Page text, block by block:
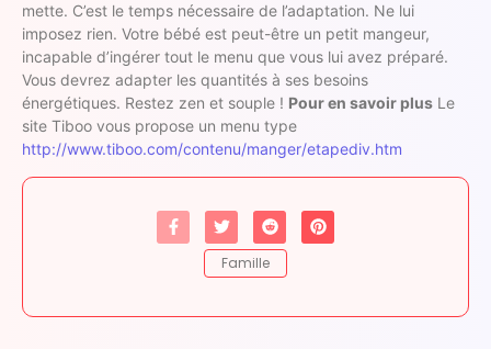
mette. C’est le temps nécessaire de l’adaptation. Ne lui
imposez rien. Votre bébé est peut-être un petit mangeur,
incapable d’ingérer tout le menu que vous lui avez préparé.
Vous devrez adapter les quantités à ses besoins
énergétiques. Restez zen et souple ! Pour en savoir plus Le
site Tiboo vous propose un menu type
http://www.tiboo.com/contenu/manger/etapediv.htm
Famille